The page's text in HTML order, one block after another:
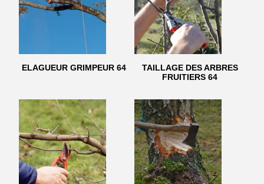
ELAGUEUR GRIMPEUR 64
TAILLAGE DES ARBRES
FRUITIERS 64